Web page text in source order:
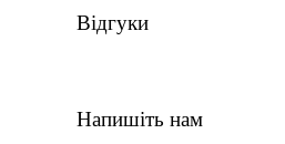
Відгуки
Напишіть нам